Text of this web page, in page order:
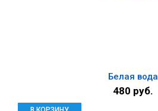
Белая вода
480 руб.